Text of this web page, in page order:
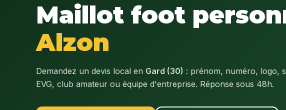
Maillot foot
Alzon
Demandez un devis local en Gard (30) : prénom, numéro, logo,
EVG, club amateur ou équipe d'entreprise. Réponse sous 48h.